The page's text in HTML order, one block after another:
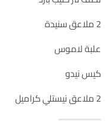
2 ملاعق سنيدة
علبة لاموس
كيس نيدو
2 ملاعق نيستلي كراميل